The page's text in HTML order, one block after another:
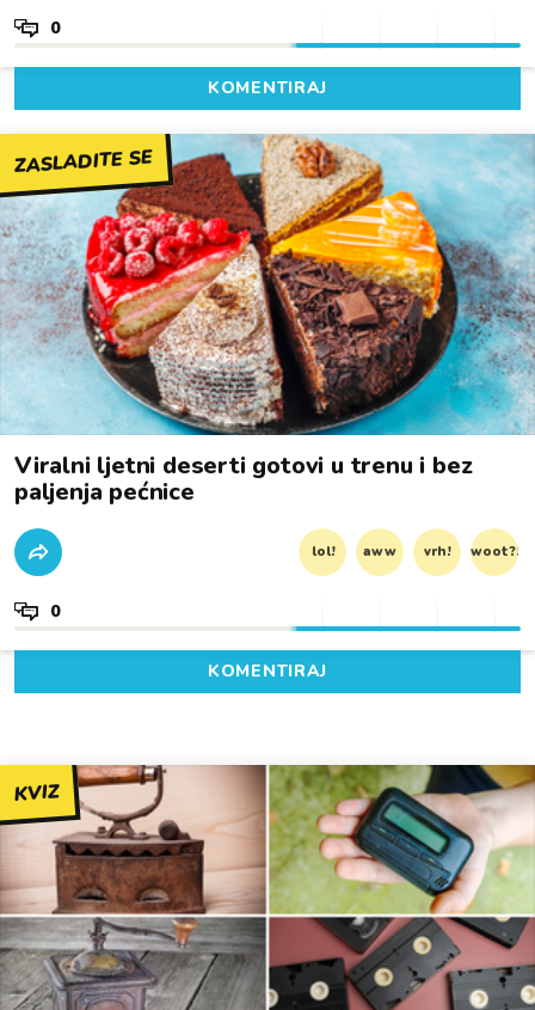
0
KOMENTIRAJ
ZASLADITE SE
Viralni ljetni deserti gotovi u trenu i bez
paljenja pećnice
lol! aww vrh! woot?!
0
KOMENTIRAJ
KVIZ